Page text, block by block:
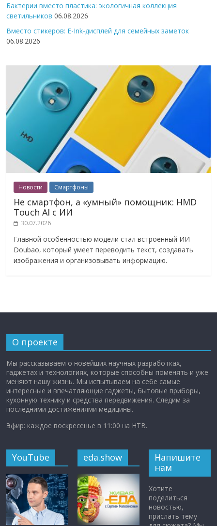
Бактерии вместо пластика: экологичная коллекция
светильников 06.08.2026
Вместо стикеров: E-Ink-дисплей для семейных заметок
06.08.2026
Новости Смартфоны
Не смартфон, а «умный» помощник: HMD
Touch AI с ИИ
30.07.2026
Главной особенностью модели стал встроенный ИИ
Doubao, который умеет переводить текст, создавать
изображения и организовывать информацию.
О проекте
Мы рассказываем о новейших научных разработках,
гаджетах и технологиях, которые способны поменять и уже
меняют нашу жизнь. Мы испытываем на себе самые
интересные и впечатляющие гаджеты, бытовые приборы,
кухонную технику и средства передвижения. Следим за
последними достижениями медицины.
Эфир: каждое воскресенье в 11:00 на НТВ.
YouTube eda.show
Напишите
нам
Хотите
поделиться
новостью,
прислать тему